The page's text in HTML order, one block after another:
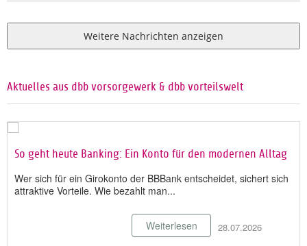
Weitere Nachrichten anzeigen
Aktuelles aus dbb vorsorgewerk & dbb vorteilswelt
So geht heute Banking: Ein Konto für den modernen Alltag
Wer sich für ein Girokonto der BBBank entscheidet, sichert sich
attraktive Vorteile. Wie bezahlt man...
28.07.2026
Weiterlesen